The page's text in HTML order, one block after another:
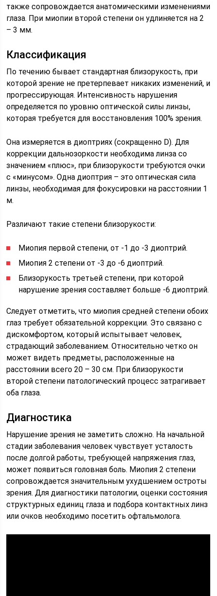
также сопровождается анатомическими изменениями
глаза. При миопии второй степени он удлиняется на 2
– 3 мм.
Классификация
По течению бывает стандартная близорукость, при
которой зрение не претерпевает никаких изменений, и
прогрессирующая. Интенсивность нарушения
определяется по уровню оптической силы линзы,
которая требуется для восстановления 100% зрения.
Она измеряется в диоптриях (сокращенно D). Для
коррекции дальнозоркости необходима линза со
значением «плюс», при близорукости требуются очки
с «минусом». Одна диоптрия – это оптическая сила
линзы, необходимая для фокусировки на расстоянии 1
м.
Различают такие степени близорукости:
Миопия первой степени, от -1 до -3 диоптрий.
Миопия 2 степени от -3 до -6 диоптрий.
Близорукость третьей степени, при которой
нарушение зрения составляет больше -6 диоптрий.
Следует отметить, что миопия средней степени обоих
глаз требует обязательной коррекции. Это связано с
дискомфортом, который испытывает человек,
страдающий заболеванием. Относительно четко он
может видеть предметы, расположенные на
расстоянии всего 20 – 30 см. При близорукости
второй степени патологический процесс затрагивает
оба глаза.
Диагностика
Нарушение зрения не заметить сложно. На начальной
стадии заболевания человек чувствует усталость
после долгой работы, требующей напряжения глаз,
может появиться головная боль. Миопия 2 степени
сопровождается значительным ухудшением остроты
зрения. Для диагностики патологии, оценки состояния
структурных единиц глаза и подбора контактных линз
или очков необходимо посетить офтальмолога.